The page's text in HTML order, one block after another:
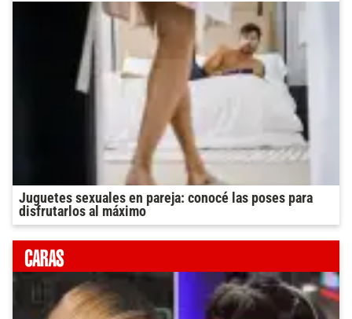
Juguetes sexuales en pareja: conocé las poses para
disfrutarlos al máximo